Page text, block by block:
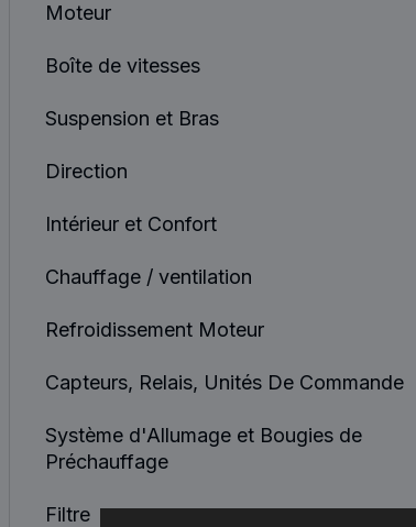
Moteur
Boîte de vitesses
Suspension et Bras
Direction
Intérieur et Confort
Chauffage / ventilation
Refroidissement Moteur
Capteurs, Relais, Unités De Commande
Système d'Allumage et Bougies de
Préchauffage
Filtre